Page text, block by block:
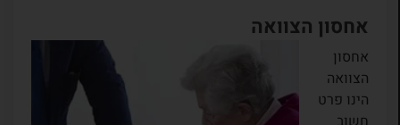
אחסון הצוואה
אחסון
הצוואה
הינו פרט